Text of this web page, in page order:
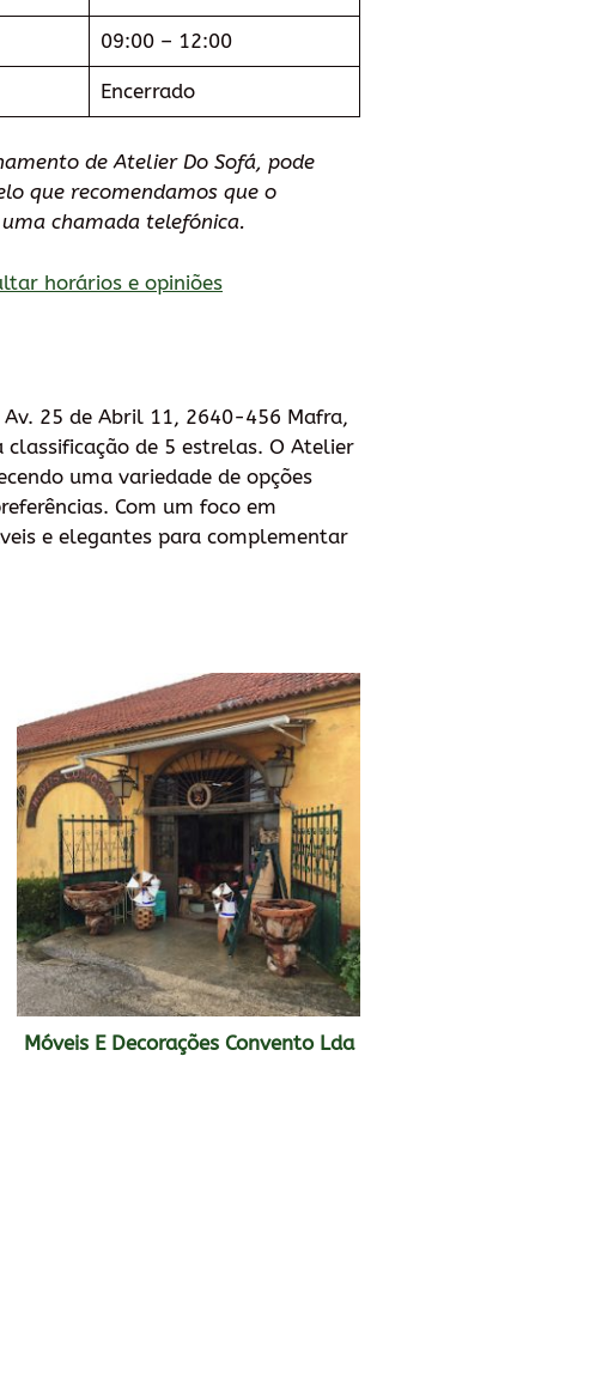
09:00 – 12:00
Encerrado
de Atelier Do Sofá, pode
que recomendamos que o
chamada telefónica.
horários e opiniões
25 de Abril 11, 2640-456 Mafra,
de 5 estrelas. O Atelier
uma variedade de opções
Com um foco em
e elegantes para complementar
Móveis E Decorações Convento Lda